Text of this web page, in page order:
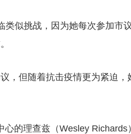
似挑战，因为她每次参加市
，但随着抗击疫情更为紧迫
的理查兹（Wesley Richards